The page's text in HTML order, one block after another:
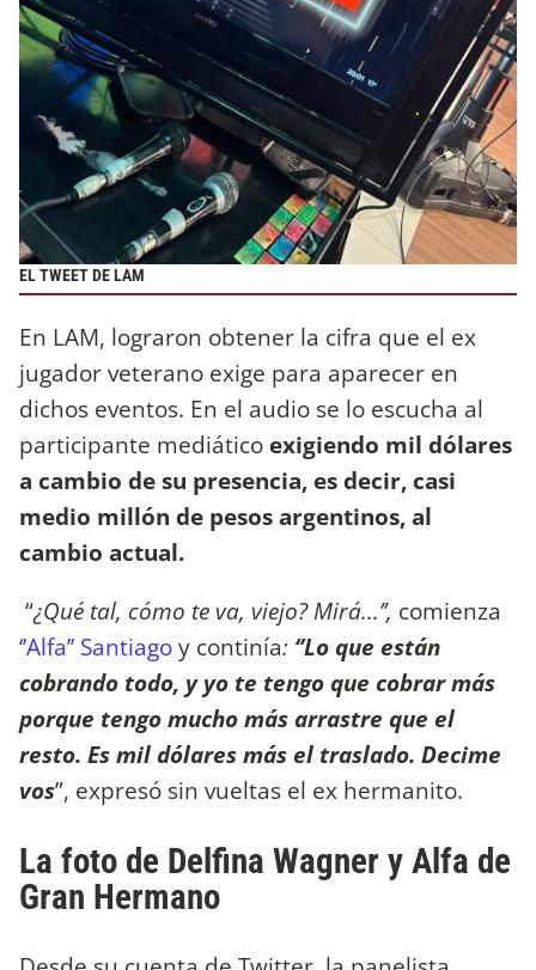
EL TWEET DE LAM
En LAM, lograron obtener la cifra que el ex
jugador veterano exige para aparecer en
dichos eventos. En el audio se lo escucha al
participante mediático exigiendo mil dólares
a cambio de su presencia, es decir, casi
medio millón de pesos argentinos, al
cambio actual.
“¿Qué tal, cómo te va, viejo? Mirá...’’, comienza
‘’Alfa’’ Santiagoy continía: ‘’Loque están
cobrando todo, y yo te tengo que cobrar más
porque tengo mucho más arrastre que el
resto. Es mil dólares más el traslado. Decime
vos”, expresó sin vueltas el ex hermanito.
La foto de Delfina Wagner y Alfa de
Gran Hermano